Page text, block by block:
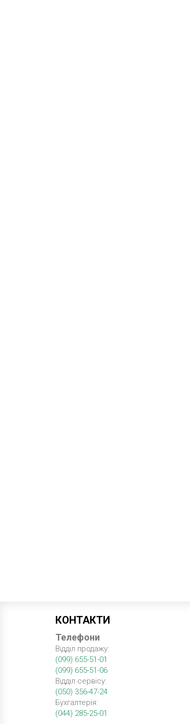
КОНТАКТИ
Телефони
Відділ продажу:
(099) 655-51-01
(099) 655-51-06
Відділ сервісу:
(050) 356-47-24
Бухгалтерія:
(044) 285-25-01